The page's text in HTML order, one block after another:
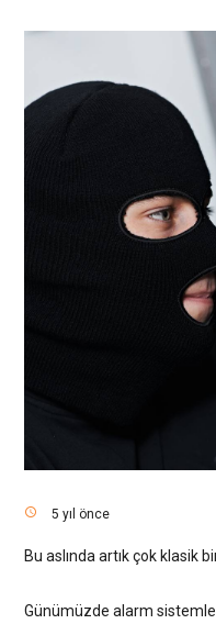
access_time 5 yıl önce
Bu aslında artık çok klasik
Günümüzde alarm